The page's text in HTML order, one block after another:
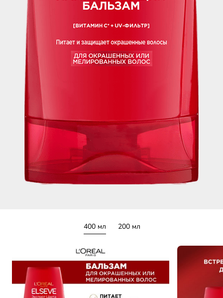
400 мл 200 мл